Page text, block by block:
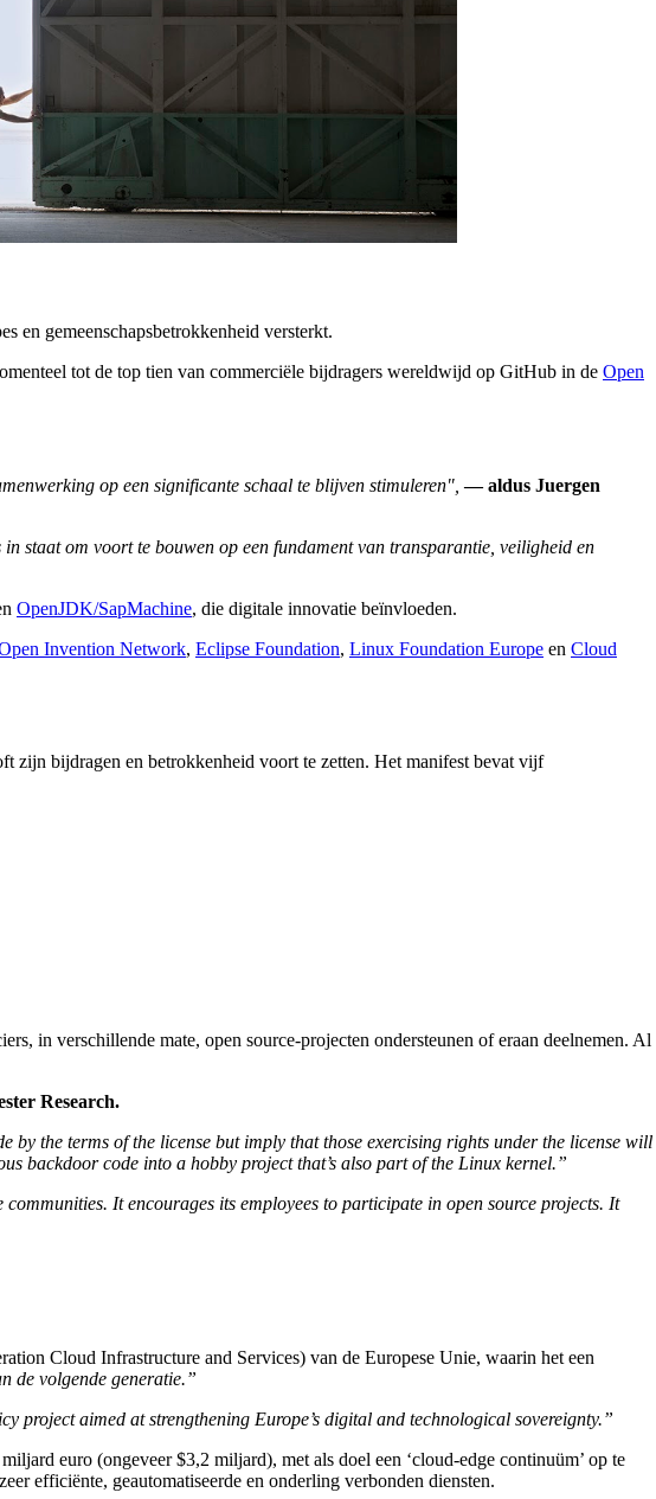
en gemeenschapsbetrokkenheid versterkt.
tot de top tien van commerciële bijdragers wereldwijd op GitHub in de Open
op een significante schaal te blijven stimuleren", — aldus Juergen
staat om voort te bouwen op een fundament van transparantie, veiligheid en
OpenJDK/SapMachine, die digitale innovatie beïnvloeden.
Invention Network, Eclipse Foundation, Linux Foundation Europe en Cloud
zijn bijdragen en betrokkenheid voort te zetten. Het manifest bevat vijf
in verschillende mate, open source-projecten ondersteunen of eraan deelnemen. Al
Research.
by the terms of the license but imply that those exercising rights under the license will
backdoor code into a hobby project that’s also part of the Linux kernel.”
communities. It encourages its employees to participate in open source projects. It
Cloud Infrastructure and Services) van de Europese Unie, waarin het een
de volgende generatie.”
project aimed at strengthening Europe’s digital and technological sovereignty.”
euro (ongeveer $3,2 miljard), met als doel een ‘cloud-edge continuüm’ op te
efficiënte, geautomatiseerde en onderling verbonden diensten.